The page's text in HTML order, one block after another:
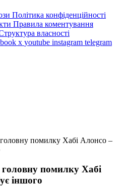
Політика конфіденційності
Правила коментування
власності
x youtube instagram telegram
помилку Хабі Алонсо –
помилку Хабі
іншого